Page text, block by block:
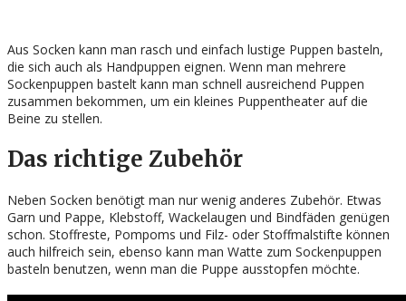
Aus Socken kann man rasch und einfach lustige Puppen basteln,
die sich auch als Handpuppen eignen. Wenn man mehrere
Sockenpuppen bastelt kann man schnell ausreichend Puppen
zusammen bekommen, um ein kleines Puppentheater auf die
Beine zu stellen.
Das richtige Zubehör
Neben Socken benötigt man nur wenig anderes Zubehör. Etwas
Garn und Pappe, Klebstoff, Wackelaugen und Bindfäden genügen
schon. Stoffreste, Pompoms und Filz- oder Stoffmalstifte können
auch hilfreich sein, ebenso kann man Watte zum Sockenpuppen
basteln benutzen, wenn man die Puppe ausstopfen möchte.